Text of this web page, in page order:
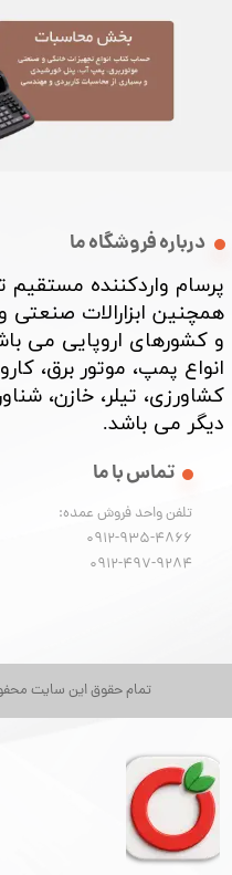
تمام حقوق این سایت
درباره فروشگاه ما
پرسام واردکننده
همچنین ابزارالات
و کشورهای اروپایی می
انواع پمپ، موتور برق،
کشاورزی، تیلر، خازن،
دیگر می باشد. ​​​​​​​
تماس با ما
تلفن واحد فروش عمده:
0912-935-4866
​​​​​​​0912-497-9284